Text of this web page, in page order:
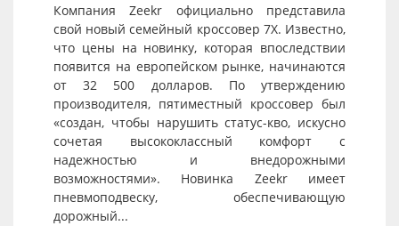
Компания Zeekr официально представила
свой новый семейный кроссовер 7X. Известно,
что цены на новинку, которая впоследствии
появится на европейском рынке, начинаются
от 32 500 долларов. По утверждению
производителя, пятиместный кроссовер был
«создан, чтобы нарушить статус-кво, искусно
сочетая высококлассный комфорт с
надежностью и внедорожными
возможностями». Новинка Zeekr имеет
пневмоподвеску, обеспечивающую
дорожный...